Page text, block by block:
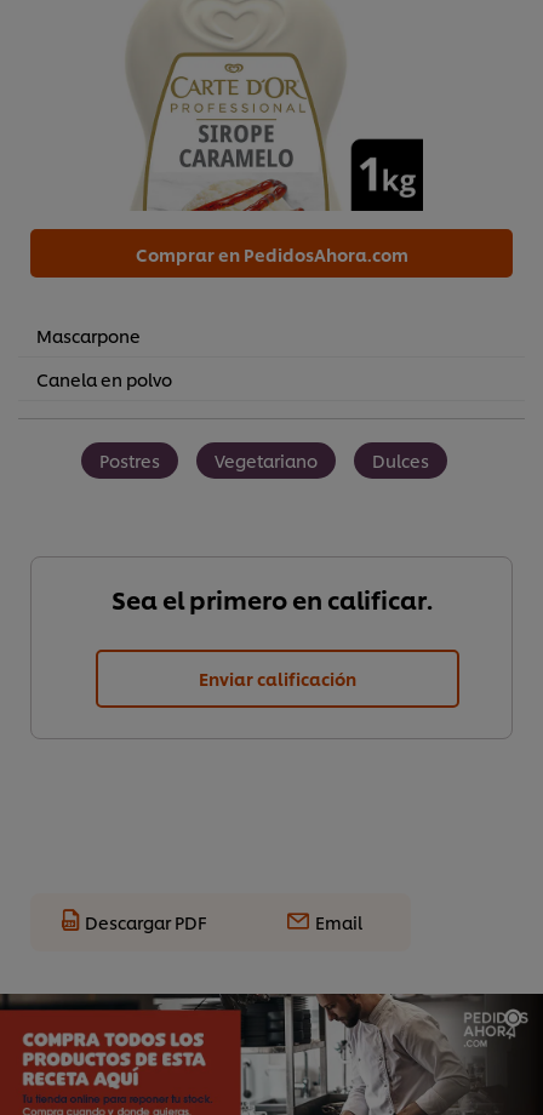
Comprar en PedidosAhora.com
Mascarpone
Canela en polvo
Postres Vegetariano Dulces
Sea el primero en calificar.
Enviar calificación
Descargar PDF Email
Utilizamos cookies propias y de terceros (y tecnologías